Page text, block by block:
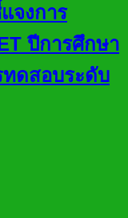
จงการ
ปีการศึกษา
ทดสอบระดับ